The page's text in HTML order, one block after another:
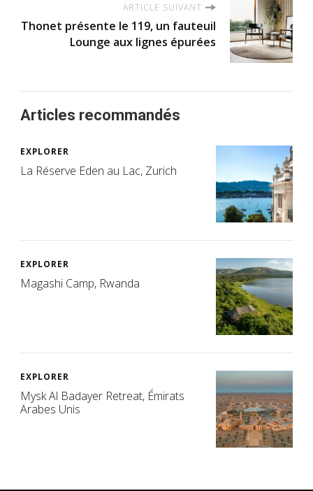
ARTICLE SUIVANT
Thonet présente le 119, un fauteuil
Lounge aux lignes épurées
Articles recommandés
EXPLORER
La Réserve Eden au Lac, Zurich
EXPLORER
Magashi Camp, Rwanda
EXPLORER
Mysk Al Badayer Retreat, Émirats
Arabes Unis